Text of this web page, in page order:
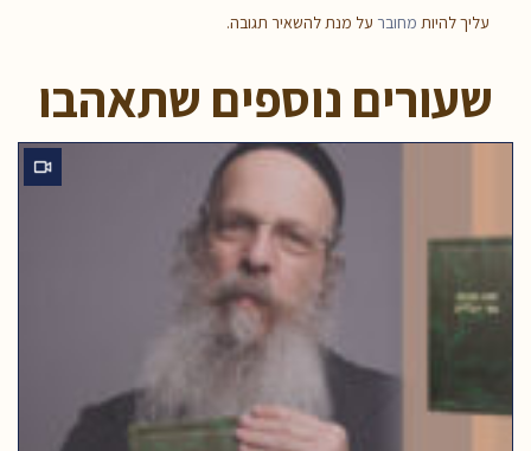
עליך להיות מחובר על מנת להשאיר תגובה.
שעורים נוספים שתאהבו